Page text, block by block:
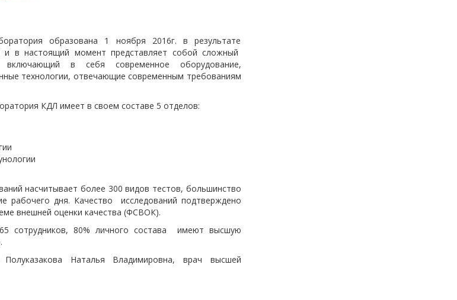
образована 1 ноября 2016г. в результате
и в настоящий момент представляет собой сложный
включающий в себя современное оборудование,
технологии, отвечающие современным требованиям
КДЛ имеет в своем составе 5 отделов:
насчитывает более 300 видов тестов, большинство
рабочего дня. Качество исследований подтверждено
внешней оценки качества (ФСВОК).
сотрудников, 80% личного состава имеют высшую
Полуказакова Наталья Владимировна, врач высшей